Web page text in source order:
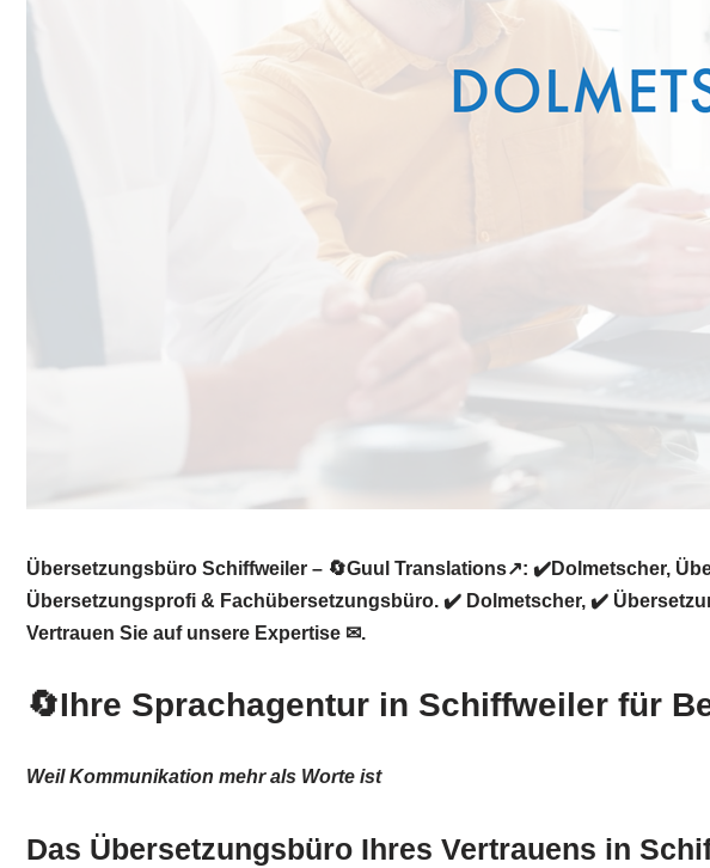
Übersetzungsbüro Schiffweiler – 🔄Guul Translations↗️: ✔️Dolmetscher,
Übersetzungsprofi & Fachübersetzungsbüro. ✔️ Dolmetscher, ✔️
Vertrauen Sie auf unsere Expertise ✉.
🔄Ihre Sprachagentur in Schiffweiler für
Weil Kommunikation mehr als Worte ist
Das Übersetzungsbüro Ihres Vertrauens in